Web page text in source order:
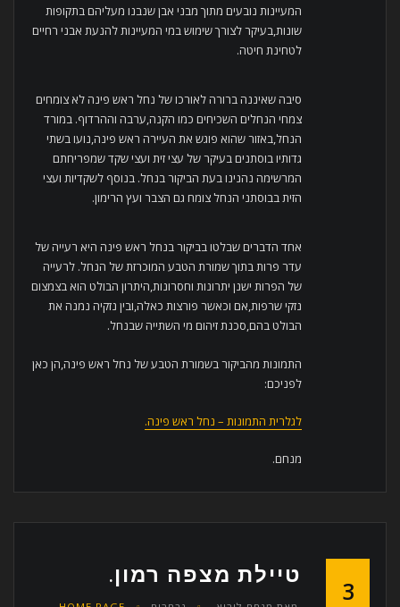
המעיינות נובעים מתוך מבני אבן שנבנו מעליהם בתקופות
שונות,בעיקר לצורך שימוש במי המעיינות להנעת אבני רחיים
לטחינת חיטה.
סיבה שאיננה ברורה לאורכו של נחל ראש פינה לא צומחים
צמחי הנחלים השכיחים כמו הקנה,ערבה וההרדוף. במורד
הנחל,באזור שהוא פוגש את העיירה ראש פינה,נועו בשתי
גדותיו בוסתנים בעיקר של עצי זית ועצי שקד שמפריחתם
המרשימה נהנינו בעת הביקור בנחל. בנוסף לשקדיות ועצי
הזית בבוסתני הנחל צומח גם הצבר ועץ הרימון.
אחד הדברים שבלטו בביקור בנחל ראש פינה היא רעייה של
עדר פרות בתוך שמורת הטבע המוכרזת של הנחל. לרעייה
של הפרות ישנן יתרונות וחסרונות,היתרון הבולט הוא בצמצום
נזקי שרפות,אם וכאשר פורצות כאלה,ובין נזקיה נמנה את
הבולט בהם,סכנת זיהום מי השתייה שבנחל.
התמונות מהביקור בשמורת הטבע של נחל ראש פינה,הן כאן
לפניכם:
לגלרית התמונות – נחל ראש פינה.
מנחם.
3
טיילת מצפה רמון.